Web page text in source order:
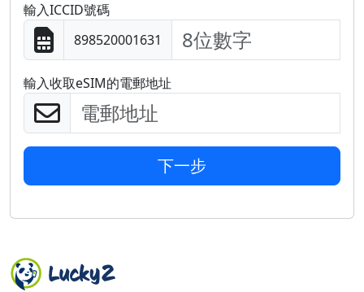
輸入ICCID號碼
898520001631
輸入收取eSIM的電郵地址
下一步